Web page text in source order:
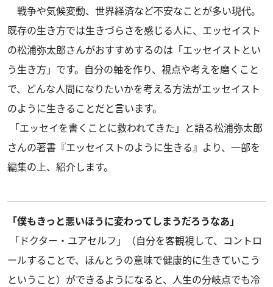
戦争や気候変動、世界経済など不安なことが多い現代。
既存の生き方では生きづらさを感じる人に、エッセイスト
の松浦弥太郎さんがおすすめするのは「エッセイストとい
う生き方」です。自分の軸を作り、視点や考えを磨くこと
で、どんな人間になりたいかを考える方法がエッセイスト
のように生きることだと言います。
「エッセイを書くことに救われてきた」と語る松浦弥太郎
さんの著書 『エッセイストのように生きる』 より、一部を
編集の上、紹介します。
「僕もきっと悪いほうに変わってしまうだろうなあ」
「ドクター・ユアセルフ」（自分を客観視して、コントロ
ールすることで、ほんとうの意味で健康的に生きていこう
ということ）ができるようになると、人生の分岐点でも冷